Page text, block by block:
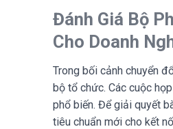
Đánh Giá Bộ
Cho Doanh
Trong bối cảnh chuyển
bộ tổ chức. Các cuộc
phổ biến. Để giải quyết
tiêu chuẩn mới cho kết